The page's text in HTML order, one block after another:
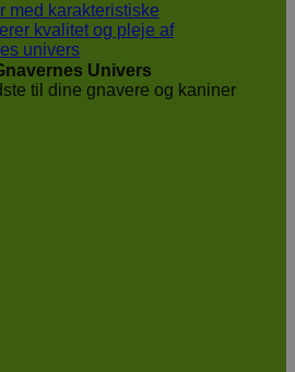
Univers
til dine gnavere og kaniner